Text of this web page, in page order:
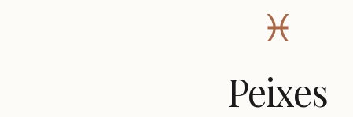
♓︎
Peixes